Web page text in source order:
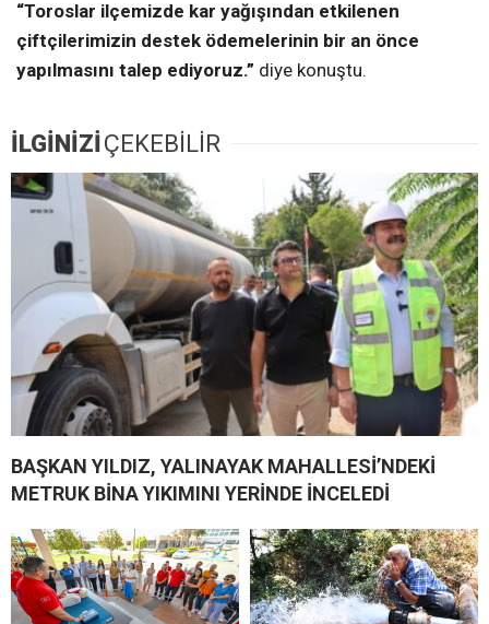
“Toroslar ilçemizde kar yağışından etkilenen
çiftçilerimizin destek ödemelerinin bir an önce
yapılmasını talep ediyoruz.” diye konuştu.
İLGİNİZİÇEKEBİLİR
BAŞKAN YILDIZ, YALINAYAK MAHALLESİ’NDEKİ
METRUK BİNA YIKIMINI YERİNDE İNCELEDİ